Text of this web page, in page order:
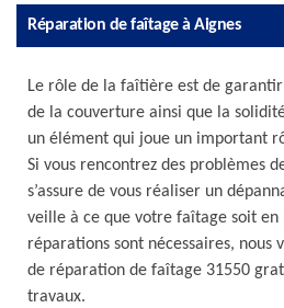
Réparation de faîtage à Aignes
Le rôle de la faîtière est de
de la couverture ainsi que la
un élément qui joue un important
Si vous rencontrez des problèmes
s’assure de vous réaliser un
veille à ce que votre faîtage soit en
réparations sont nécessaires, nous
de réparation de faîtage 31550
travaux.